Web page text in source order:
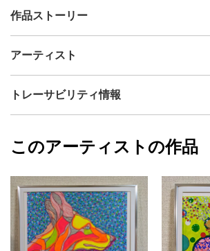
出品者
制作年
アクリル
カラー
カラフル
配送目安
二週間以内
作品ストーリー
たくさんの色や模様には、一人ひとりの違い
め、希望を守る」という思いを込めています。
オリジナル原画1点ものです。 額もついてい
ともできます。
アーティスト
kira
フォローする
トレーサビリティ情報
kira
このアーティストの作品